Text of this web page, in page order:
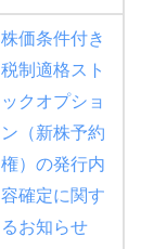
株価条件付き
税制適格スト
ックオプショ
ン（新株予約
権）の発行内
容確定に関す
るお知らせ